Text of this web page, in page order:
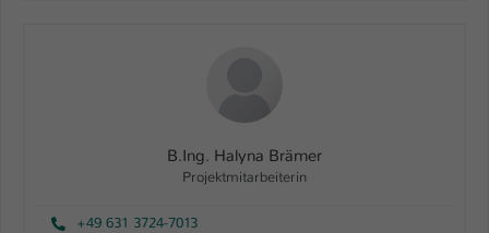
B.Ing. Halyna Brämer
Projektmitarbeiterin
+49 631 3724-7013